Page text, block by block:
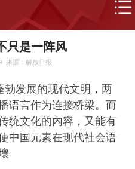
只是一阵风
来源：解放日报
发展的现代文明，两
语言作为连接桥梁。而
统文化的内容，又能有
中国元素在现代社会语